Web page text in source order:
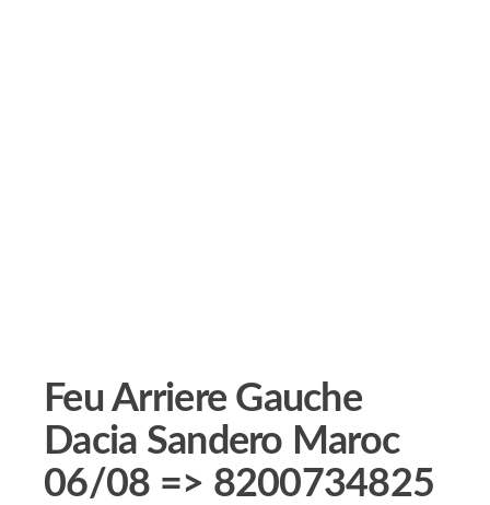
Feu Arriere Gauche
Dacia Sandero Maroc
06/08 => 8200734825